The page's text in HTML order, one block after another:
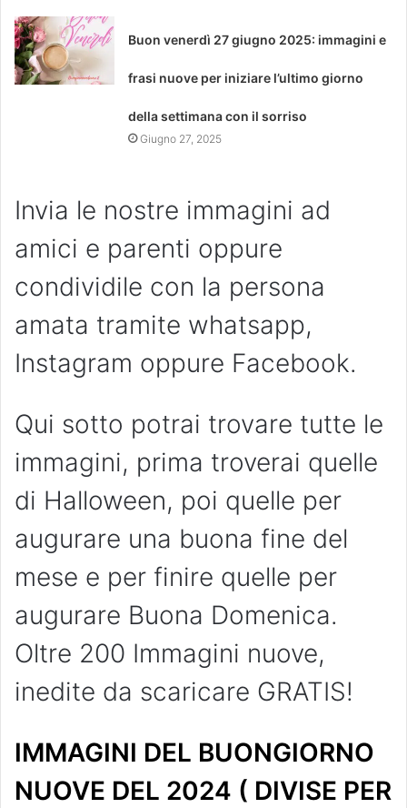
Buon venerdì 27 giugno 2025: immagini e
frasi nuove per iniziare l’ultimo giorno
della settimana con il sorriso
Giugno 27, 2025
Invia le nostre immagini ad
amici e parenti oppure
condividile con la persona
amata tramite whatsapp,
Instagram oppure Facebook.
Qui sotto potrai trovare tutte le
immagini, prima troverai quelle
di Halloween, poi quelle per
augurare una buona fine del
mese e per finire quelle per
augurare Buona Domenica.
Oltre 200 Immagini nuove,
inedite da scaricare GRATIS!
IMMAGINI DEL BUONGIORNO
NUOVE DEL 2024 ( DIVISE PER